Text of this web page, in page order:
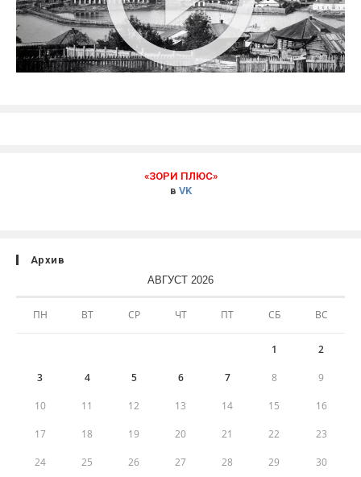
«ЗОРИ ПЛЮС»
в VK
Архив
АВГУСТ 2026
ПН ВТ СР ЧТ ПТ СБ ВС
1 2
3 4 5 6 7 8 9
10 11 12 13 14 15 16
17 18 19 20 21 22 23
24 25 26 27 28 29 30